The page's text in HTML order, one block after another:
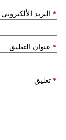
البريد الألكتروني *
عنوان التعليق *
تعليق *